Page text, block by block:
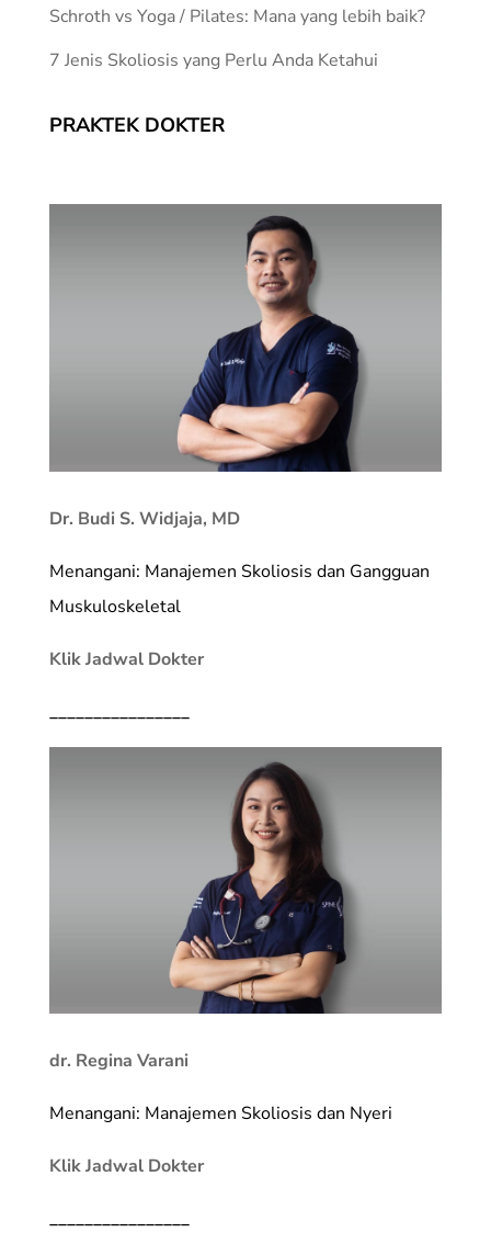
Schroth vs Yoga / Pilates: Mana yang lebih baik?
7 Jenis Skoliosis yang Perlu Anda Ketahui
PRAKTEK DOKTER
Dr. Budi S. Widjaja, MD
Menangani: Manajemen Skoliosis dan Gangguan
Muskuloskeletal
Klik Jadwal Dokter
________________
dr. Regina Varani
Menangani: Manajemen Skoliosis dan Nyeri
Klik Jadwal Dokter
________________